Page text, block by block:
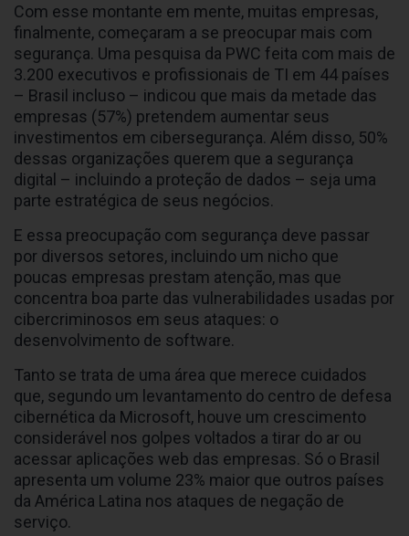
Com esse montante em mente, muitas empresas,
finalmente, começaram a se preocupar mais com
segurança. Uma pesquisa da PWC feita com mais de
3.200 executivos e profissionais de TI em 44 países
– Brasil incluso – indicou que mais da metade das
empresas (57%) pretendem aumentar seus
investimentos em cibersegurança. Além disso, 50%
dessas organizações querem que a segurança
digital – incluindo a proteção de dados – seja uma
parte estratégica de seus negócios.
E essa preocupação com segurança deve passar
por diversos setores, incluindo um nicho que
poucas empresas prestam atenção, mas que
concentra boa parte das vulnerabilidades usadas por
cibercriminosos em seus ataques: o
desenvolvimento de software.
Tanto se trata de uma área que merece cuidados
que, segundo um levantamento do centro de defesa
cibernética da Microsoft, houve um crescimento
considerável nos golpes voltados a tirar do ar ou
acessar aplicações web das empresas. Só o Brasil
apresenta um volume 23% maior que outros países
da América Latina nos ataques de negação de
serviço.